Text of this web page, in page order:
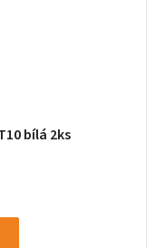
bílá 2ks